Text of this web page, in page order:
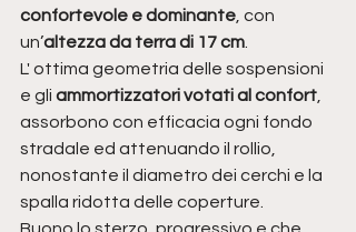
confortevole e dominante, con
un’altezza da terra di 17 cm.
L' ottima geometria delle sospensioni
e gli ammortizzatori votati al confort,
assorbono con efficacia ogni fondo
stradale ed attenuando il rollio,
nonostante il diametro dei cerchi e la
spalla ridotta delle coperture.